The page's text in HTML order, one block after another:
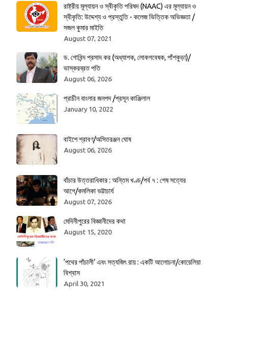
রাষ্ট্রীয় মূল্যায়ন ও স্বীকৃতি পরিষদ (NAAC) এর মূল্যায়ন ও
স্বীকৃতি: উদ্দেশ্য ও প্রস্তুতি - কলেজ ভিত্তিক অভিজ্ঞতা /
সজল কুমার মাইতি
August 07, 2021
ড. গোবিন্দ প্রসাদ কর (অধ্যাপক, লোকগবেষক, পাঁশকুড়া)/
ভাস্করব্রত পতি
August 06, 2026
প্রাচীন বাংলার জনপদ /প্রসূন কাঞ্জিলাল
January 10, 2022
বাইশে শ্রাবণ/অসিতরঞ্জন ঘোষ
August 06, 2026
বাঁচার উত্তরাধিকার : অন্তিম খণ্ড/পর্ব ৭ : শেষ সত্যের
আগে/কমলিকা ভট্টাচার্য
August 07, 2026
মেদিনীপুরের বিজ্ঞানীদের কথা
August 15, 2020
‘পথের পাঁচালী’ এবং সত্যজিৎ রায় : একটি আলোচনা/কোয়েলিয়া
বিশ্বাস
April 30, 2021